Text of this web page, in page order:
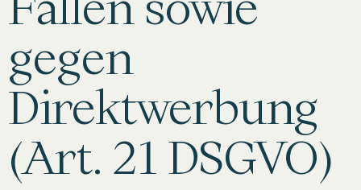
gegen
Direktwerbung
(Art. 21 DSGVO)